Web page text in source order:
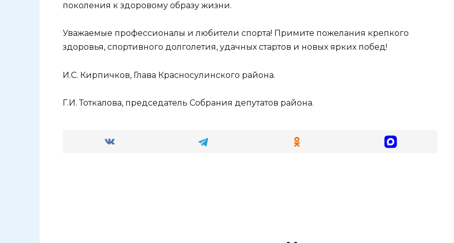
поколения к здоровому образу жизни.
Уважаемые профессионалы и любители спорта! Примите пожелания крепкого
здоровья, спортивного долголетия, удачных стартов и новых ярких побед!
И.С. Кирпичков, Глава Красносулинского района.
Г.И. Тоткалова, председатель Собрания депутатов района.